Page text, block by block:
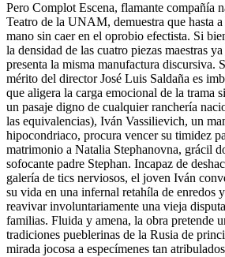
Pero Complot Escena, flamante compañía
Teatro de la UNAM, demuestra que hasta
mano sin caer en el oprobio efectista. Si
la densidad de las cuatro piezas maestras
presenta la misma manufactura discursiva.
mérito del director José Luis Saldaña es
que aligera la carga emocional de la trama
un pasaje digno de cualquier ranchería
las equivalencias), Iván Vassilievich, un
hipocondriaco, procura vencer su timidez
matrimonio a Natalia Stephanovna, grácil
sofocante padre Stephan. Incapaz de
galería de tics nerviosos, el joven Iván
su vida en una infernal retahíla de enredos
reavivar involuntariamente una vieja
familias. Fluida y amena, la obra pretende
tradiciones pueblerinas de la Rusia de
mirada jocosa a especímenes tan